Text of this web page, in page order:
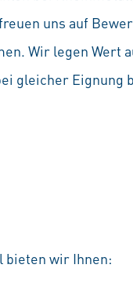
uns auf
Wir legen Wert
gleicher Eignung
bieten wir Ihnen: